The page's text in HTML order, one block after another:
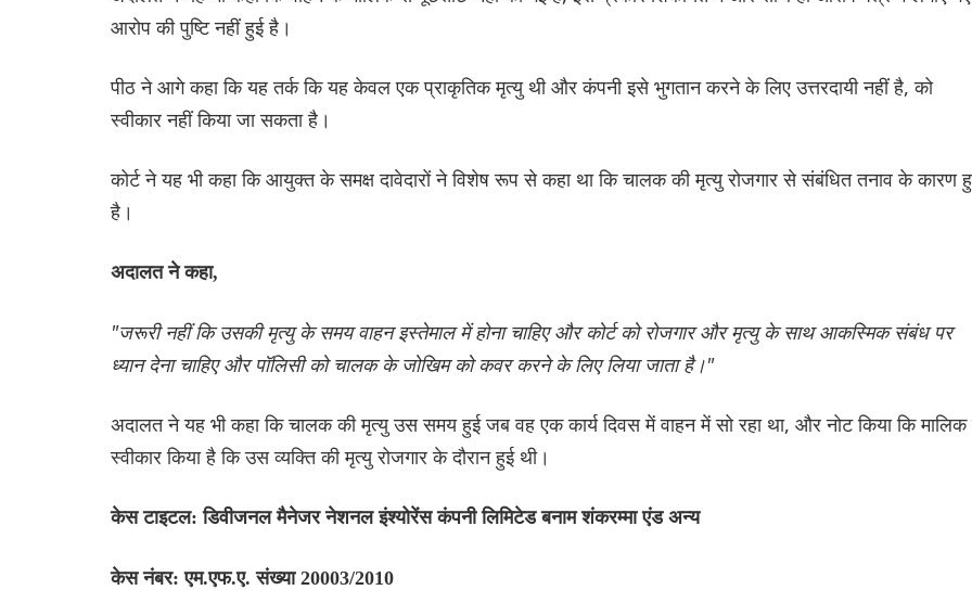
आरोप की पुष्टि नहीं हुई है।
पीठ ने आगे कहा कि यह तर्क कि यह केवल एक प्राकृतिक मृत्यु थी और कंपनी इसे भुगतान करने के लिए उत्तरदायी नहीं है, को
स्वीकार नहीं किया जा सकता है।
कोर्ट ने यह भी कहा कि आयुक्त के समक्ष दावेदारों ने विशेष रूप से कहा था कि चालक की मृत्यु रोजगार से संबंधित तनाव के कारण
है।
अदालत ने कहा,
"जरूरी नहीं कि उसकी मृत्यु के समय वाहन इस्तेमाल में होना चाहिए और कोर्ट को रोजगार और मृत्यु के साथ आकस्मिक संबंध पर
ध्यान देना चाहिए और पॉलिसी को चालक के जोखिम को कवर करने के लिए लिया जाता है।"
अदालत ने यह भी कहा कि चालक की मृत्यु उस समय हुई जब वह एक कार्य दिवस में वाहन में सो रहा था, और नोट किया कि
स्वीकार किया है कि उस व्यक्ति की मृत्यु रोजगार के दौरान हुई थी।
केस टाइटल: डिवीजनल मैनेजर नेशनल इंश्योरेंस कंपनी लिमिटेड बनाम शंकरम्मा एंड अन्य
केस नंबर: एम.एफ.ए. संख्या 20003/2010